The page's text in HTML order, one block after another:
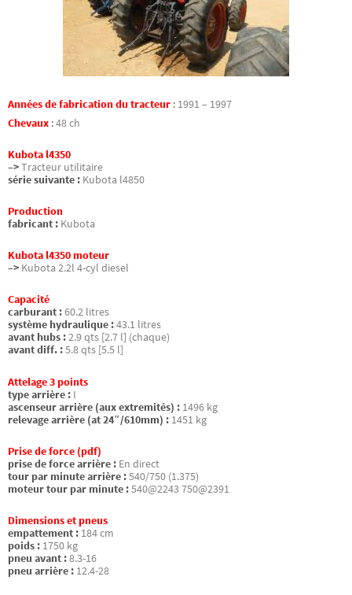
Années de fabrication du tracteur : 1991 – 1997
Chevaux :48 ch
Kubota l4350
–>Tracteur utilitaire
série suivante : Kubota l4850
Production
fabricant : Kubota
Kubota l4350 moteur
–> Kubota 2.2l 4-cyl diesel
Capacité
carburant :60.2 litres
système hydraulique :43.1 litres
avant hubs :2.9 qts [2.7 l] (chaque)
avant diff. :5.8 qts [5.5 l]
Attelage 3 points
type arrière : I
ascenseur arrière (aux extremités) : 1496 kg
relevage arrière (at 24″/610mm) : 1451 kg
Prise de force (pdf)
prise de force arrière : En direct
tour par minute arrière :540/750 (1.375)
moteur tour par minute :540@2243 750@2391
Dimensions et pneus
empattement : 184 cm
poids : 1750 kg
pneu avant :8.3-16
pneu arrière : 12.4-28